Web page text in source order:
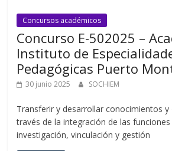
Concursos académicos
Concurso E-502025 –
Instituto de
Pedagógicas Puerto
30 junio 2025 SOCHIEM
Transferir y desarrollar conocimientos y
través de la integración de las
investigación, vinculación y gestión